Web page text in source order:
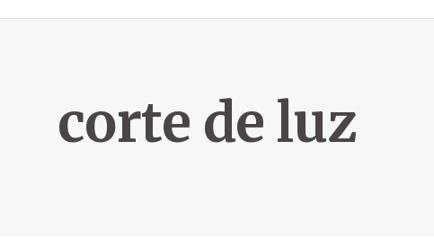
corte de luz